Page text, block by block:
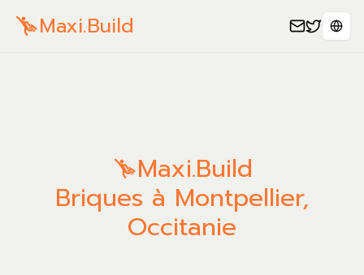
Maxi.Build
Maxi.Build
Briques à Montpellier,
Occitanie